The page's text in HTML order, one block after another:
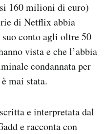
160 milioni di euro)
di Netflix abbia
conto agli oltre 50
vista e che l’abbia
condannata per
mai stata.
e interpretata dal
e racconta con